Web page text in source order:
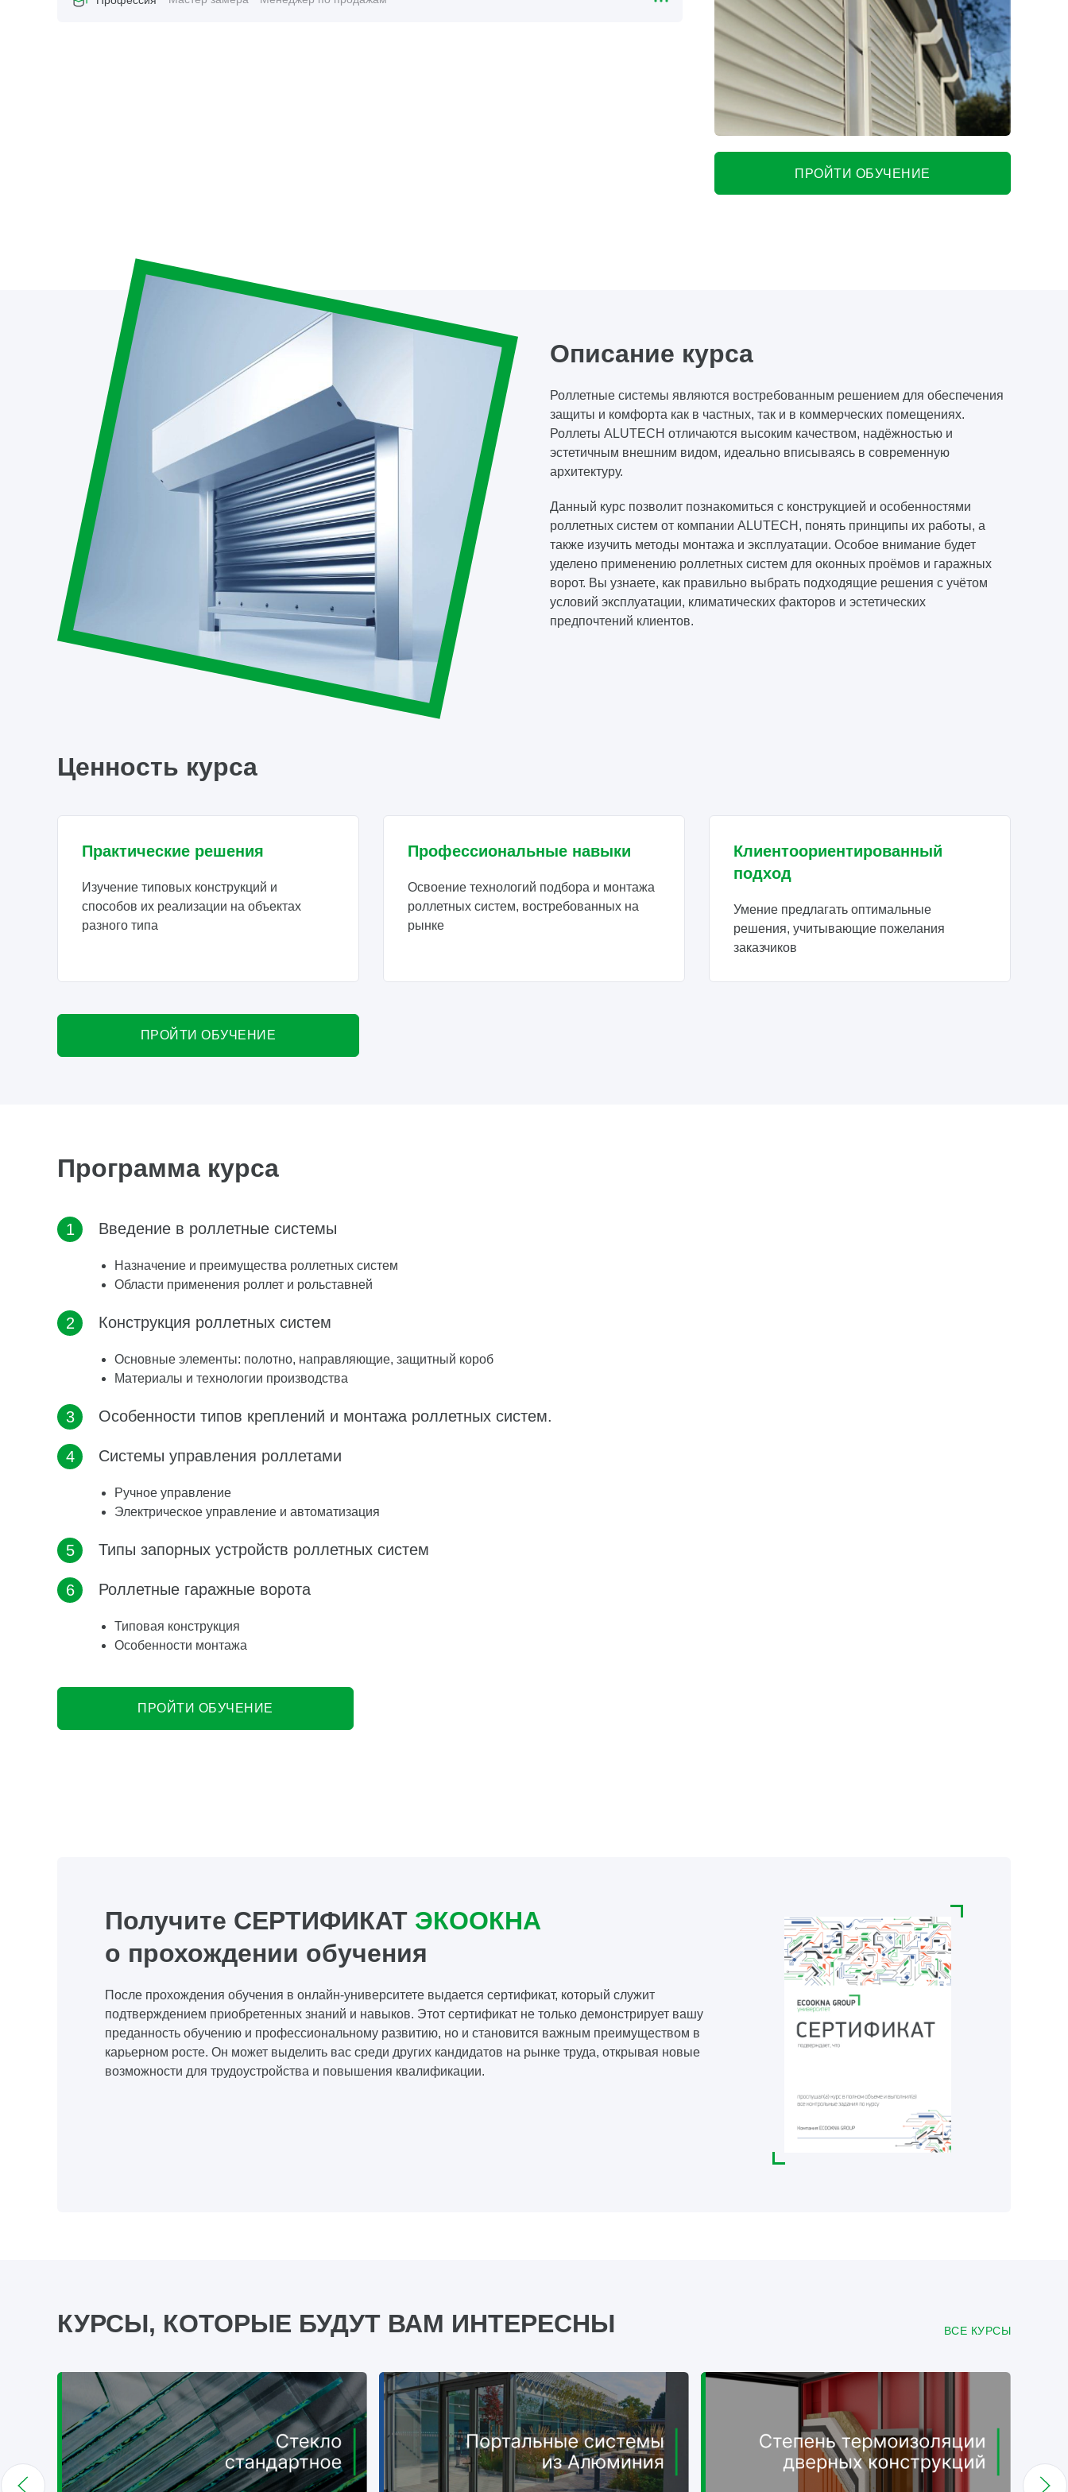
ПРОЙТИ ОБУЧЕНИЕ
Описание курса
Роллетные системы являются востребованным решением для обеспечения
защиты и комфорта как в частных, так и в коммерческих помещениях.
Роллеты ALUTECH отличаются высоким качеством, надёжностью и
эстетичным внешним видом, идеально вписываясь в современную
архитектуру.
Данный курс позволит познакомиться с конструкцией и особенностями
роллетных систем от компании ALUTECH, понять принципы их работы, а
также изучить методы монтажа и эксплуатации. Особое внимание будет
уделено применению роллетных систем для оконных проёмов и гаражных
ворот. Вы узнаете, как правильно выбрать подходящие решения с учётом
условий эксплуатации, климатических факторов и эстетических
предпочтений клиентов.
Ценность курса
Практические решения
Изучение типовых конструкций и
способов их реализации на объектах
разного типа
Профессиональные навыки
Освоение технологий подбора и монтажа
роллетных систем, востребованных на
рынке
Клиентоориентированный
подход
Умение предлагать оптимальные
решения, учитывающие пожелания
заказчиков
ПРОЙТИ ОБУЧЕНИЕ
Программа курса
Введение в роллетные системы
Назначение и преимущества роллетных систем
Области применения роллет и рольставней
Конструкция роллетных систем
Основные элементы: полотно, направляющие, защитный короб
Материалы и технологии производства
Особенности типов креплений и монтажа роллетных систем.
Системы управления роллетами
Ручное управление
Электрическое управление и автоматизация
Типы запорных устройств роллетных систем
Роллетные гаражные ворота
Типовая конструкция
Особенности монтажа
ПРОЙТИ ОБУЧЕНИЕ
Получите СЕРТИФИКАТ ЭКООКНА
о прохождении обучения
После прохождения обучения в онлайн-университете выдается сертификат, который служит
подтверждением приобретенных знаний и навыков. Этот сертификат не только демонстрирует вашу
преданность обучению и профессиональному развитию, но и становится важным преимуществом в
карьерном росте. Он может выделить вас среди других кандидатов на рынке труда, открывая новые
возможности для трудоустройства и повышения квалификации.
КУРСЫ, КОТОРЫЕ БУДУТ ВАМ ИНТЕРЕСНЫ ВСЕ КУРСЫ